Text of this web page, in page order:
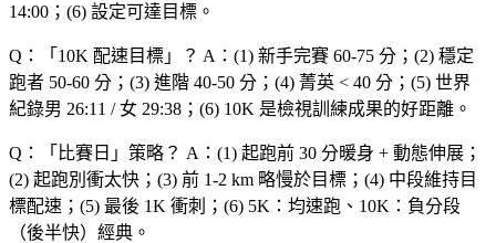
14:00；(6) 設定可達目標。
Q：「 10K 配速目標 」？ A：(1) 新手完賽 60-75 分；(2) 穩定
跑者 50-60 分；(3) 進階 40-50 分；(4) 菁英 < 40 分；(5) 世界
紀錄男 26:11 / 女 29:38；(6) 10K 是檢視訓練成果的好距離。
Q：「 比賽日 」策略？ A：(1) 起跑前 30 分暖身 + 動態伸展；
(2) 起跑別衝太快；(3) 前 1-2 km 略慢於目標；(4) 中段維持目
標配速；(5) 最後 1K 衝刺；(6) 5K：均速跑、10K：負分段
（後半快）經典。